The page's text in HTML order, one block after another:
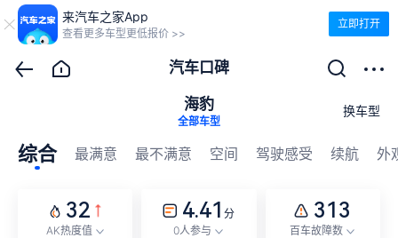
来汽车之家App
查看更多车型更低报价 >>
立即打开
汽车口碑
海豹
全部车型
换车型
综合 最满意 最不满意 空间 驾驶感受 续航 外
32
AK热度值
4.41分
0人参与
313
百车故障数